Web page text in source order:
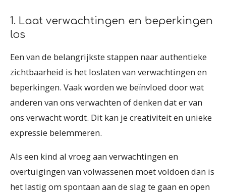
1. Laat verwachtingen en beperkingen
los
Een van de belangrijkste stappen naar authentieke
zichtbaarheid is het loslaten van verwachtingen en
beperkingen. Vaak worden we beïnvloed door wat
anderen van ons verwachten of denken dat er van
ons verwacht wordt. Dit kan je creativiteit en unieke
expressie belemmeren.
Als een kind al vroeg aan verwachtingen en
overtuigingen van volwassenen moet voldoen dan is
het lastig om spontaan aan de slag te gaan en open